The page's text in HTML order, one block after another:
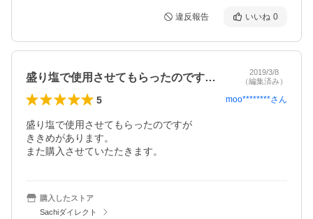
違反報告 いいね 0
盛り塩で使用させてもらったのですがきき…
2019/3/8
（編集済み）
5 moo********さん
盛り塩で使用させてもらったのですが
ききめがあります。
また購入させていたたきます。
購入したストア
Sachiダイレクト